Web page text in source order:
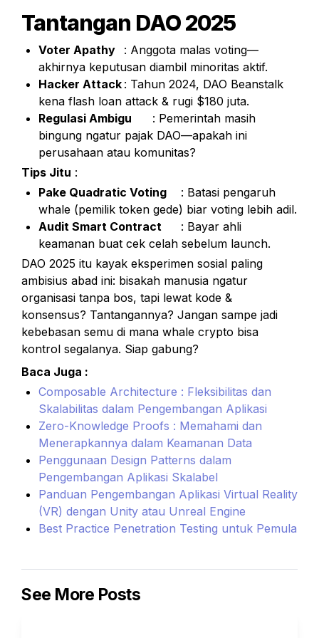
Tantangan DAO 2025
Voter Apathy
akhirnya keputusan diambil minoritas aktif.
Hacker Attack
kena flash loan attack & rugi $180 juta.
Regulasi Ambigu
bingung ngatur pajak DAO—apakah ini
perusahaan atau komunitas?
Tips Jitu :
Pake Quadratic Voting
whale (pemilik token gede) biar voting lebih adil.
Audit Smart Contract
keamanan buat cek celah sebelum launch.
DAO 2025 itu kayak eksperimen sosial paling
ambisius abad ini: bisakah manusia ngatur
organisasi tanpa bos, tapi lewat kode &
konsensus? Tantangannya? Jangan sampe jadi
kebebasan semu di mana whale crypto bisa
kontrol segalanya. Siap gabung?
Baca Juga :
Composable Architecture : Fleksibilitas dan
Skalabilitas dalam Pengembangan Aplikasi
Zero-Knowledge Proofs : Memahami dan
Menerapkannya dalam Keamanan Data
Penggunaan Design Patterns dalam
Pengembangan Aplikasi Skalabel
Panduan Pengembangan Aplikasi Virtual Reality
(VR) dengan Unity atau Unreal Engine
Best Practice Penetration Testing untuk Pemula
See More Posts